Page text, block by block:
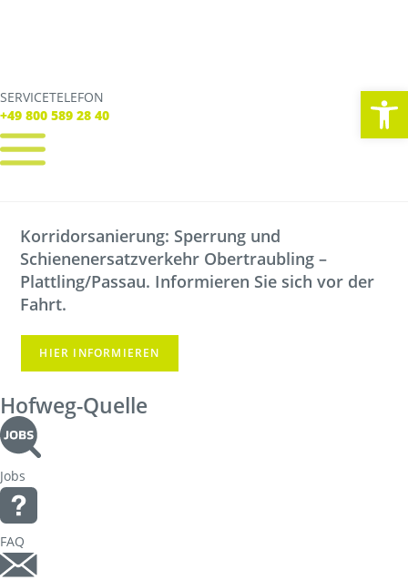
SERVICETELEFON
+49 800 589 28 40
SERVICE TELEFON
+49 800 589 28 40
Verbindungen
Tickets
Freizeit
Service
Unternehmen
Korridorsanierung: Sperrung und
Schienenersatzverkehr Obertraubling –
Plattling/Passau. Informieren Sie sich vor der
Fahrt.
HIER INFORMIEREN
Hofweg-Quelle
Jobs
FAQ